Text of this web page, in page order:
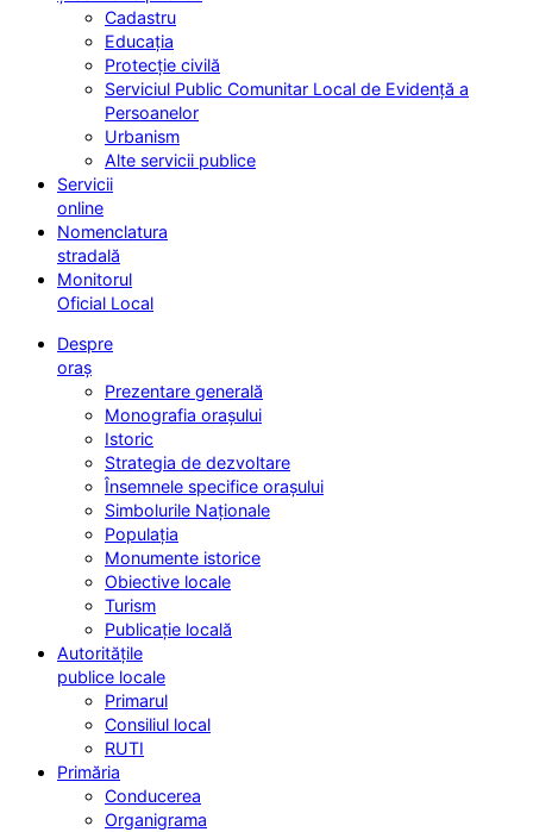
Cadastru
Educația
Protecție civilă
Serviciul Public Comunitar Local de Evidență a
Persoanelor
Urbanism
Alte servicii publice
Servicii
online
Nomenclatura
stradală
Monitorul
Oficial Local
Despre
oraș
Prezentare generală
Monografia orașului
Istoric
Strategia de dezvoltare
Însemnele specifice orașului
Simbolurile Naționale
Populația
Monumente istorice
Obiective locale
Turism
Publicație locală
Autoritățile
publice locale
Primarul
Consiliul local
RUTI
Primăria
Conducerea
Organigrama